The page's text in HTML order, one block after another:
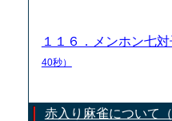
１１６．メンホン七
40秒）
赤入り麻雀について